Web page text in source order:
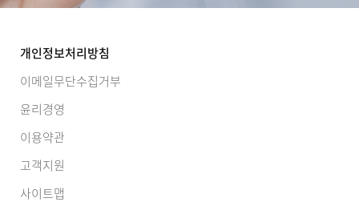
개인정보처리방침
이메일무단수집거부
윤리경영
이용약관
고객지원
사이트맵